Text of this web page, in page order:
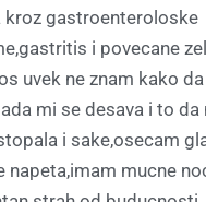
kroz gastroenteroloske
i povecane
uvek ne znam kako
mi se desava i to da
i sake,osecam
napeta,imam mucne